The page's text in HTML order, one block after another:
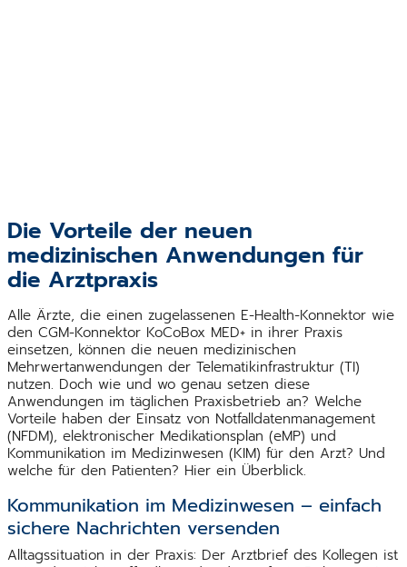
Die Vorteile der neuen
medizinischen Anwendungen für
die Arztpraxis
Alle Ärzte, die einen zugelassenen E-Health-Konnektor wie
den CGM-Konnektor KoCoBox MED+ in ihrer Praxis
einsetzen, können die neuen medizinischen
Mehrwertanwendungen der Telematikinfrastruktur (TI)
nutzen. Doch wie und wo genau setzen diese
Anwendungen im täglichen Praxisbetrieb an? Welche
Vorteile haben der Einsatz von Notfalldatenmanagement
(NFDM), elektronischer Medikationsplan (eMP) und
Kommunikation im Medizinwesen (KIM) für den Arzt? Und
welche für den Patienten? Hier ein Überblick.
Kommunikation im Medizinwesen – einfach
sichere Nachrichten versenden
Alltagssituation in der Praxis: Der Arztbrief des Kollegen ist